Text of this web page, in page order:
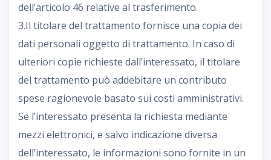
dell’articolo 46 relative al trasferimento.
3.Il titolare del trattamento fornisce una copia dei
dati personali oggetto di trattamento. In caso di
ulteriori copie richieste dall’interessato, il titolare
del trattamento può addebitare un contributo
spese ragionevole basato sui costi amministrativi.
Se l’interessato presenta la richiesta mediante
mezzi elettronici, e salvo indicazione diversa
dell’interessato, le informazioni sono fornite in un